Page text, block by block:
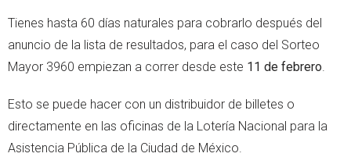
Tienes hasta 60 días naturales para cobrarlo después del
anuncio de la lista de resultados, para el caso del Sorteo
Mayor 3960 empiezan a correr desde este 11 de febrero.
Esto se puede hacer con un distribuidor de billetes o
directamente en las oficinas de la Lotería Nacional para la
Asistencia Pública de la Ciudad de México.